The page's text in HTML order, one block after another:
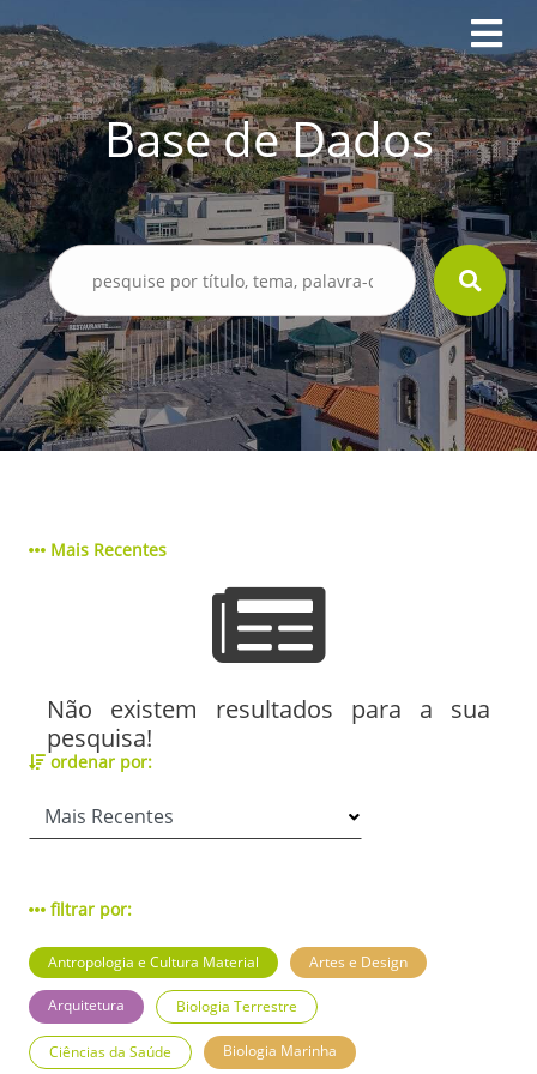
Base de Dados
Mais Recentes
Não existem resultados para a sua
pesquisa!
ordenar por:
filtrar por:
Antropologia e Cultura Material Artes e Design
Arquitetura Biologia Terrestre
Ciências da Saúde Biologia Marinha